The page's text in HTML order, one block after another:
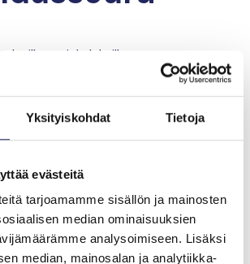
Yksityiskohdat Tietoja
evästeitä
tarjoamamme sisällön ja mainosten
median ominaisuuksien
analysoimiseen. Lisäksi
median, mainosalan ja analytiikka-
purjehduksillenne ....
tähän tiimiin
lahjoitukset yhteensä: